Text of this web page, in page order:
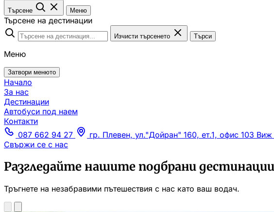
Търсене Меню
Търсене на дестинации
Изчисти търсенето Търси
Меню
Затвори менюто
Начало
За нас
Дестинации
Автобуси под наем
Контакти
087 662 94 27
гр. Плевен, ул."Дойран" 160, ет.1, офис 103 Виж
Свържи се с нас
Разгледайте нашите подбрани
Тръгнете на незабравими пътешествия с нас като ваш водач.